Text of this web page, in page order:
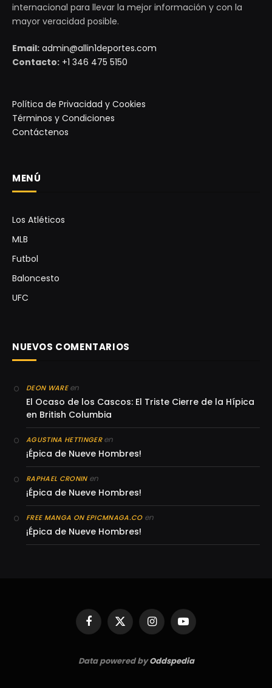
internacional para llevar la mejor información y con la
mayor veracidad posible.
Email: admin@allin1deportes.com
Contacto: +1 346 475 5150
Política de Privacidad y Cookies
Términos y Condiciones
Contáctenos
MENÚ
Los Atléticos
MLB
Futbol
Baloncesto
UFC
NUEVOS COMENTARIOS
DEON WAREen
El Ocaso de los Cascos: El Triste Cierre de la Hípica
en British Columbia
AGUSTINA HETTINGERen
¡Épica de Nueve Hombres!
RAPHAEL CRONINen
¡Épica de Nueve Hombres!
FREE MANGA ON EPICMNAGA.COen
¡Épica de Nueve Hombres!
Facebook
X
(Twitter)
InstagramYouTube
Data powered byOddspedia